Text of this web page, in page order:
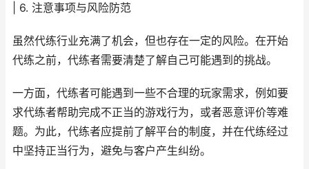
| 6. 注意事项与风险防范
虽然代练行业充满了机会，但也存在一定的风险。在开始
代练之前，代练者需要清楚了解自己可能遇到的挑战。
一方面，代练者可能遇到一些不合理的玩家需求，例如要
求代练者帮助完成不正当的游戏行为，或者恶意评价等难
题。为此，代练者应提前了解平台的制度，并在代练经过
中坚持正当行为，避免与客户产生纠纷。